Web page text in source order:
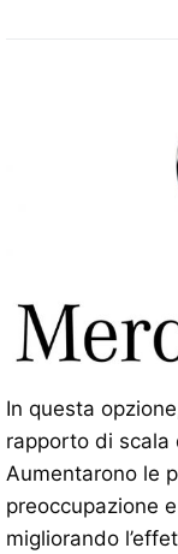
In questa
rapporto di scala
Aumentarono le
preoccupazione
migliorando